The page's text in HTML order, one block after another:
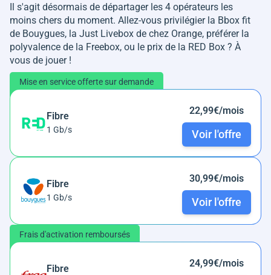
Il s'agit désormais de départager les 4 opérateurs les
moins chers du moment. Allez-vous privilégier la Bbox fit
de Bouygues, la Just Livebox de chez Orange, préférer la
polyvalence de la Freebox, ou le prix de la RED Box ? À
vous de jouer !
Mise en service offerte sur demande
Fibre
1 Gb/s
22,99€/mois
Voir l'offre
Fibre
1 Gb/s
30,99€/mois
Voir l'offre
Frais d'activation remboursés
Fibre 24,99€/mois